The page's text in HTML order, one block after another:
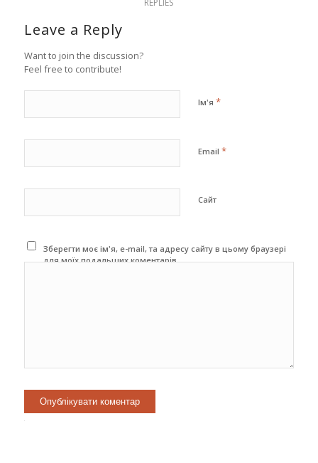
Leave a Reply
Want to join the discussion?
Feel free to contribute!
Ім'я *
Email *
Сайт
Зберегти моє ім'я, e-mail, та адресу сайту в цьому браузері
для моїх подальших коментарів.